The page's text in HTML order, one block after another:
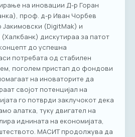
на иновации Д-р Горан
проф. д-р Иван Чорбев
(DigitMak) и
дискутираа за патот
до успешна
потребата од стабилен
поголем пристап до фондови
на иноваторите да
својот потенцијал на
го потврди заклучокот дека
алатка, туку двигател на
иднината на економијата,
МАСИТ продолжува да